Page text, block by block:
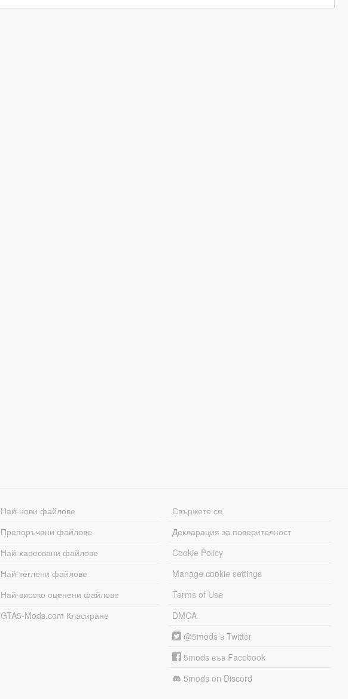
Най-нови файлове
Препоръчани файлове
Най-харесвани файлове
Най-теглени файлове
Най-високо оценени файлове
GTA5-Mods.com Класиране
Свържете се
Декларация за поверителност
Cookie Policy
Manage cookie settings
Terms of Use
DMCA
@5mods в Twitter
5mods във Facebook
5mods on Discord